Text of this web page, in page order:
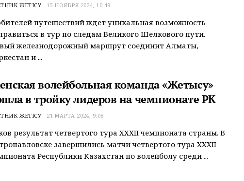
ЖЕТІСУ 15 НОЯБРЯ 2024, 10:49
путешествий ждет уникальная возможность
в тур по следам Великого Шелкового пути.
железнодорожный маршрут соединит Алматы,
и ...
волейбольная команда «Жетысу»
в тройку лидеров на чемпионате РК
ЖЕТІСУ 21 МАРТА 2024, 9:08
результат четвертого тура XXXII чемпионата страны. В
завершились матчи четвертого тура XXXII
Республики Казахстан по волейболу среди ...